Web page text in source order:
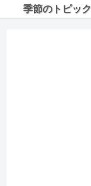
季節のトピック